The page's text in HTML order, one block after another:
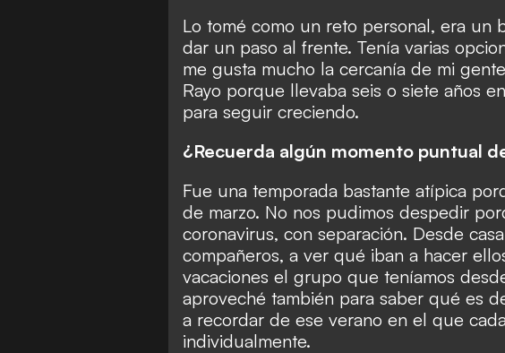
Lo tomé como un reto personal, era un
dar un paso al frente. Tenía varias
me gusta mucho la cercanía de mi
Rayo porque llevaba seis o siete años
para seguir creciendo.
¿Recuerda algún momento puntual
Fue una temporada bastante atípica
de marzo. No nos pudimos despedir
coronavirus, con separación. Desde
compañeros, a ver qué iban a hacer
vacaciones el grupo que teníamos
aproveché también para saber qué es
a recordar de ese verano en el que
individualmente.